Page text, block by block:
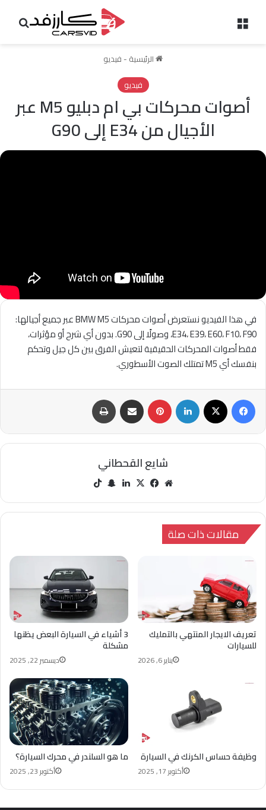
الرئيسية - فيديو
فيديو
أصوات محركات بي ام دبليو M5 عبر
الأجيال من E34 إلى G90
في هذا الفيديو نستعرض أصوات محركات BMW M5 عبر جميع أجيالها:
E34، E39، E60، F10، F90، وصولًا إلى G90. بدون أي شرح أو مؤثرات،
فقط أصوات المحركات الحقيقية لتعيش الفرق بين كل جيل وتحكم
بنفسك أي M5 تمتلك الصوت الأسطوري.
فيسبوك ‫X لينكدإن بينتيريست مشاركة عبر البريد طباعة
شايع القحطاني
مو
الوي
في
وك
‫X لينك سنا
تشا
مقالات ذات صلة
3 أشياء في السيارة البعض يظنها
مشكلة
ديسمبر 22, 2025
تعريف الايجار المنتهي بالتمليك
للسيارات
يناير 6, 2026
ما هو السلندر في محرك السيارة؟
أكتوبر 23, 2025
وظيفة حساس الكرنك في السيارة
أكتوبر 17, 2025